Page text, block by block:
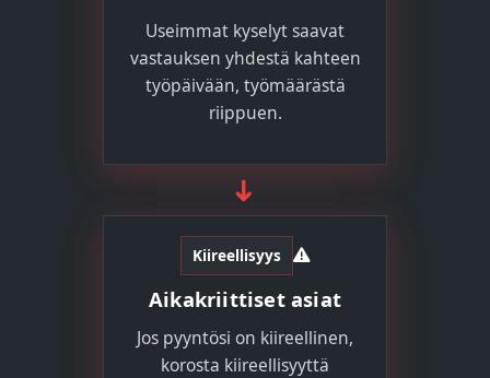
Useimmat kyselyt saavat
vastauksen yhdestä kahteen
työpäivään, työmäärästä
riippuen.
➜
Kiireellisyys
Aikakriittiset asiat
Jos pyyntösi on kiireellinen,
korosta kiireellisyyttä